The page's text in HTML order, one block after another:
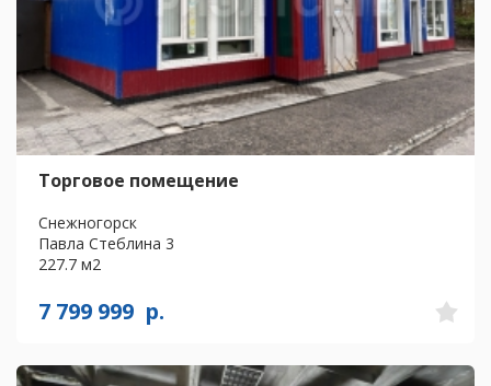
Торговое помещение
Снежногорск
Павла Стеблина 3
227.7 м2
7 799 999 р.